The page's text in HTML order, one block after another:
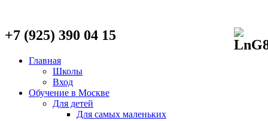
+7 (925) 390 04 15
Главная
Школы
Вход
Обучение в Москве
Для детей
Для самых маленьких